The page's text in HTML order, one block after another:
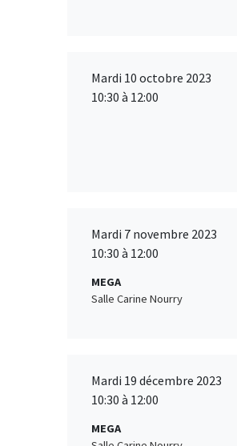
Mardi 10 octobre 2023
10:30 à 12:00
Mardi 7 novembre 2023
10:30 à 12:00
MEGA
Salle Carine Nourry
Mardi 19 décembre 2023
10:30 à 12:00
MEGA